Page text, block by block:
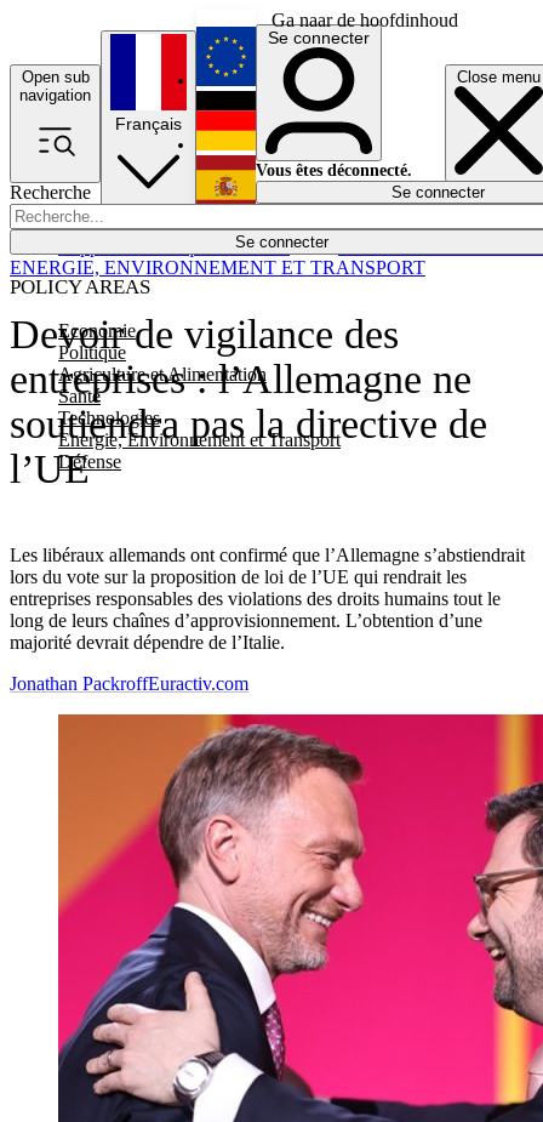
Ga naar de hoofdinhoud
Open sub
navigation
Close menu
Recherche
Se connecter
POLICY AREAS
Economie
Politique
Agriculture et Alimentation
Santé
Technologies
Energie, Environnement et Transport
Défense
Économie
Français
English
Deutsch
Español
Se connecter
Vous êtes déconnecté.
Se connecter
Devoir de vigilance des
entreprises : l’Allemagne ne
soutiendra pas la directive de
l’UE
Les libéraux allemands ont confirmé que l’Allemagne s’abstiendrait
lors du vote sur la proposition de loi de l’UE qui rendrait les
entreprises responsables des violations des droits humains tout le
long de leurs chaînes d’approvisionnement. L’obtention d’une
majorité devrait dépendre de l’Italie.
ENERGIE, ENVIRONNEMENT ET TRANSPORT
Jonathan PackroffEuractiv.com